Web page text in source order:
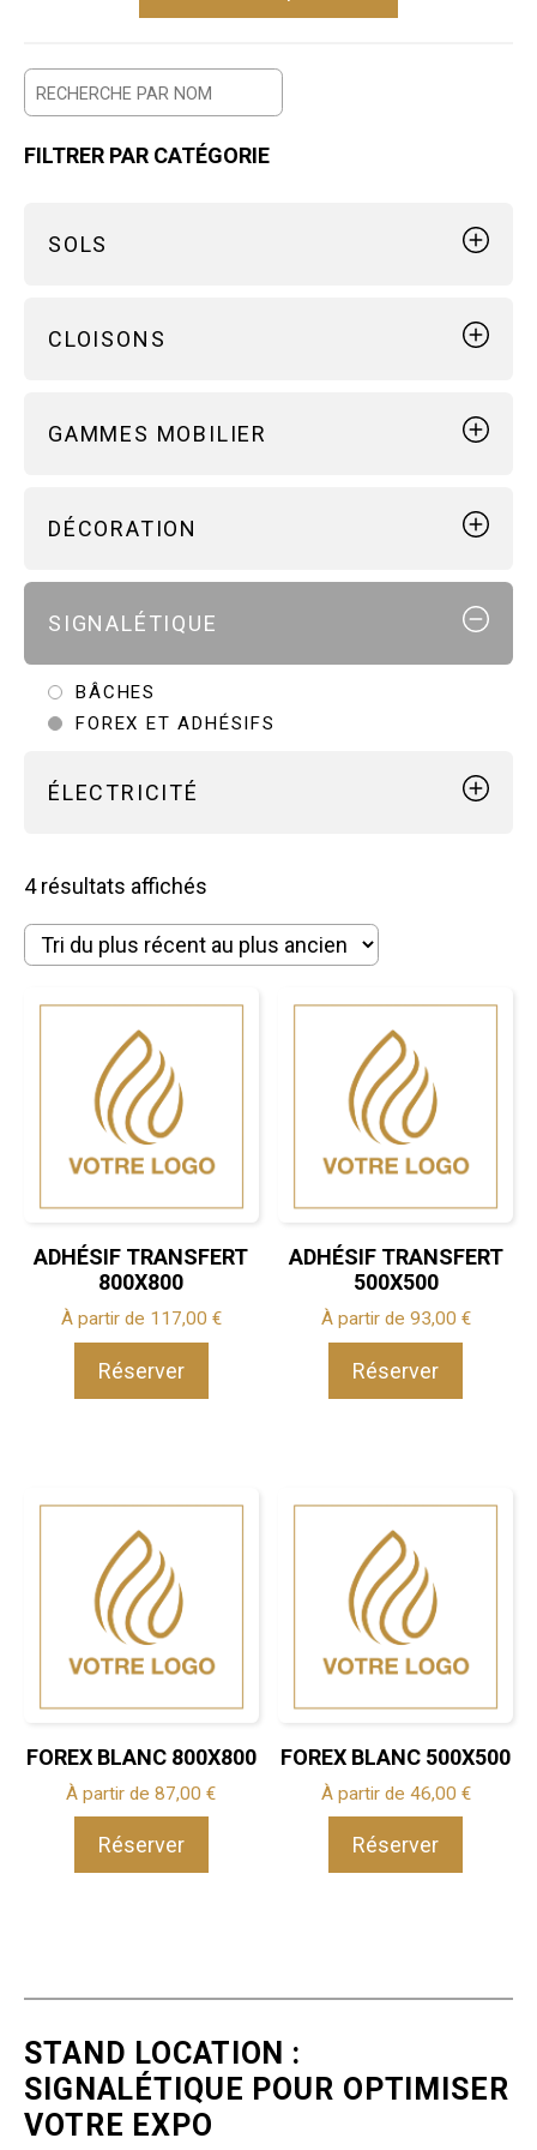
Recherche
FILTRER PAR CATÉGORIE
SOLS
LINO PVC
CLOISONS
CLOISON BÉTON
CLOISON BLANC
GAMMES MOBILIER
SIMPLICITÉ
DÉCORATION
ÉCLAIRAGE
POUF
TABLE BASSE
TABOURET DE BAR
SIGNALÉTIQUE
BÂCHES
FOREX ET ADHÉSIFS
ÉLECTRICITÉ
MULTIPRISES
4 résultats affichés
plus
au
ADHÉSIF TRANSFERT
800X800
À partir de 117,00 €
Réserver
ADHÉSIF TRANSFERT
500X500
À partir de 93,00 €
Réserver
FOREX BLANC 800X800
À partir de87,00€
Réserver
FOREX BLANC 500X500
À partir de 46,00 €
Réserver
STAND LOCATION :
SIGNALÉTIQUE POUR OPTIMISER
VOTRE EXPO